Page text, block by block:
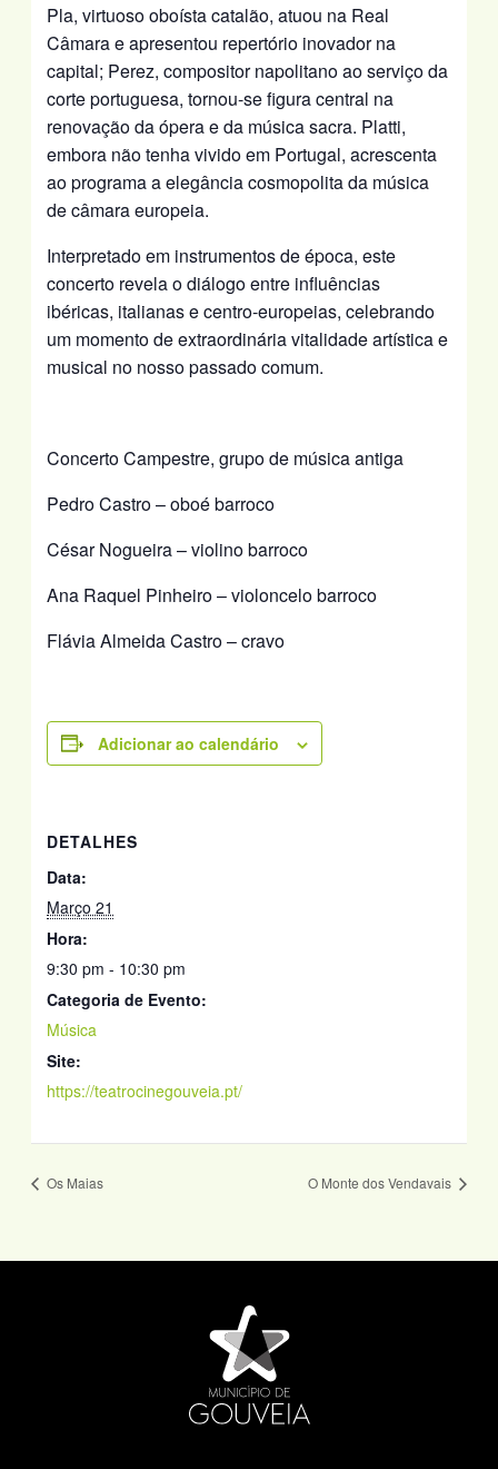
Pla, virtuoso oboísta catalão, atuou na Real
Câmara e apresentou repertório inovador na
capital; Perez, compositor napolitano ao serviço da
corte portuguesa, tornou-se figura central na
renovação da ópera e da música sacra. Platti,
embora não tenha vivido em Portugal, acrescenta
ao programa a elegância cosmopolita da música
de câmara europeia.
Interpretado em instrumentos de época, este
concerto revela o diálogo entre influências
ibéricas, italianas e centro-europeias, celebrando
um momento de extraordinária vitalidade artística e
musical no nosso passado comum.
Concerto Campestre, grupo de música antiga
Pedro Castro – oboé barroco
César Nogueira – violino barroco
Ana Raquel Pinheiro – violoncelo barroco
Flávia Almeida Castro – cravo
Adicionar ao calendário
DETALHES
Data:
Março 21
Hora:
9:30 pm - 10:30 pm
Categoria de Evento:
Música
Site:
https://teatrocinegouveia.pt/
Os Maias O Monte dos Vendavais